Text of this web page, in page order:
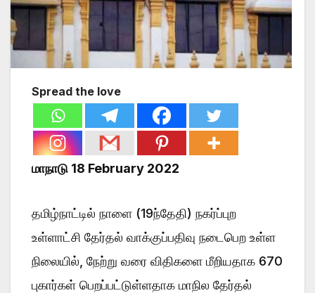
Spread the love
மாநாடு 18 February 2022
தமிழ்நாட்டில் நாளை (19ந்தேதி) நகர்ப்புற
உள்ளாட்சி தேர்தல் வாக்குப்பதிவு நடைபெற உள்ள
நிலையில், நேற்று வரை விதிகளை மீறியதாக 670
புகார்கள் பெறப்பட்டுள்ளதாக மாநில தேர்தல்